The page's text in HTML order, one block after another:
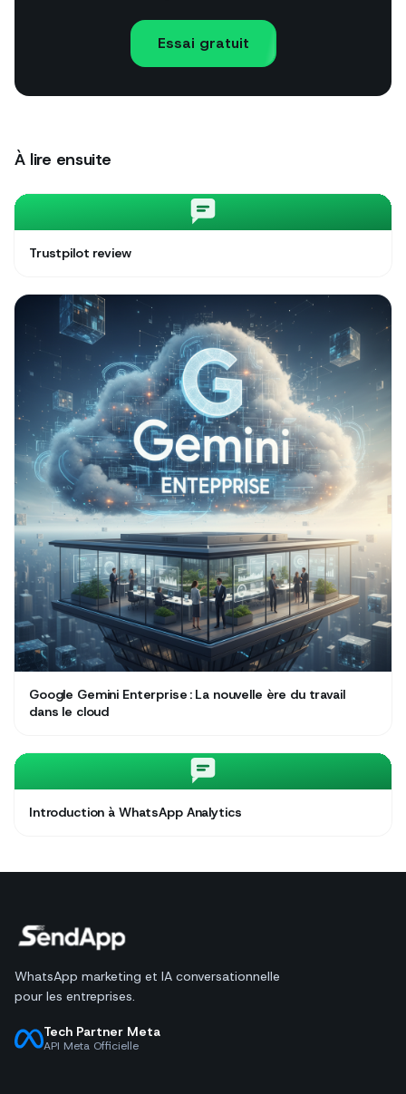
Essai gratuit
À lire ensuite
Trustpilot review
Google Gemini Enterprise : La nouvelle ère du travail
dans le cloud
Introduction à WhatsApp Analytics
WhatsApp marketing et IA conversationnelle
pour les entreprises.
Tech Partner Meta
API Meta Officielle